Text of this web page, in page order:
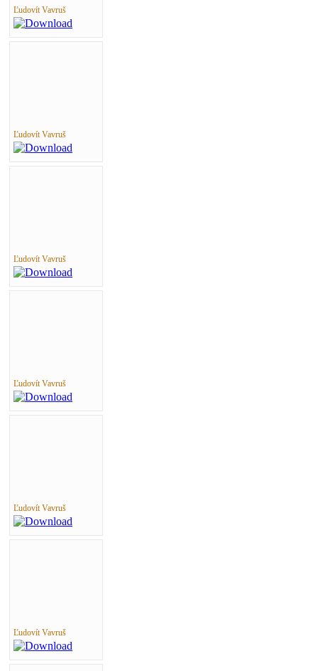
Ľudovít Vavruš
Ľudovít Vavruš
Ľudovít Vavruš
Ľudovít Vavruš
Ľudovít Vavruš
Ľudovít Vavruš